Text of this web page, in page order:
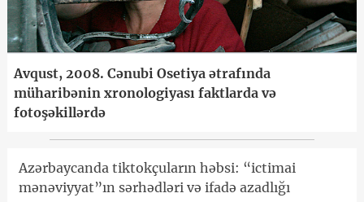
Avqust, 2008. Cənubi Osetiya ətrafında
müharibənin xronologiyası faktlarda və
fotoşəkillərdə
Azərbaycanda tiktokçuların həbsi: “ictimai
mənəviyyat”ın sərhədləri və ifadə azadlığı